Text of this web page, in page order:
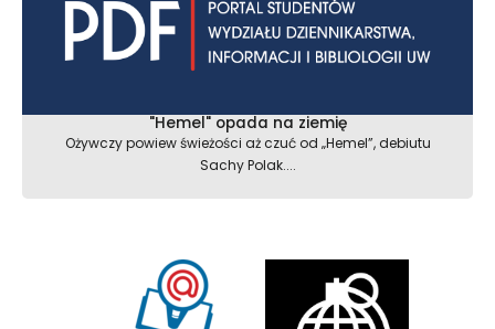
"Hemel" opada na ziemię
Ożywczy powiew świeżości aż czuć od „Hemel”, debiutu
Sachy Polak....